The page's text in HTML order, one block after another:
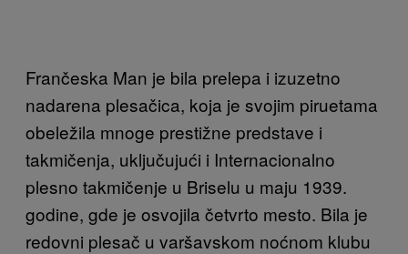
Frančeska Man je bila prelepa i izuzetno
nadarena plesačica, koja je svojim piruetama
obeležila mnoge prestižne predstave i
takmičenja, uključujući i Internacionalno
plesno takmičenje u Briselu u maju 1939.
godine, gde je osvojila četvrto mesto. Bila je
redovni plesač u varšavskom noćnom klubu